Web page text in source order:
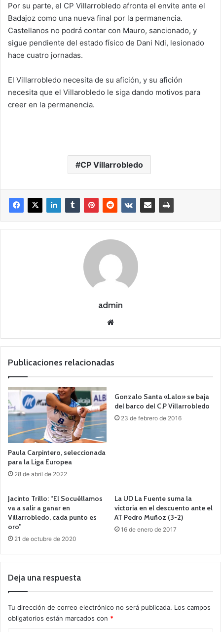
Por su parte, el CP Villarrobledo afronta el envite ante el
Badajoz como una nueva final por la permanencia.
Castellanos no podrá contar con Mauro, sancionado, y
sigue pendiente del estado físico de Dani Ndi, lesionado
hace cuatro jornadas.
El Villarrobledo necesita de su afición, y su afición
necesita que el Villarobledo le siga dando motivos para
creer en la permanencia.
CP Villarrobledo
admin
we
Publicaciones relacionadas
Paula Carpintero, seleccionada
para la Liga Europea
28 de abril de 2022
Gonzalo Santa «Lalo» se baja
del barco del C.P Villarrobledo
23 de febrero de 2016
Jacinto Trillo: “El Socuéllamos
va a salir a ganar en
Villarrobledo, cada punto es
oro”
21 de octubre de 2020
La UD La Fuente suma la
victoria en el descuento ante el
AT Pedro Muñoz (3-2)
16 de enero de 2017
Deja una respuesta
Tu dirección de correo electrónico no será publicada. Los campos
obligatorios están marcados con *